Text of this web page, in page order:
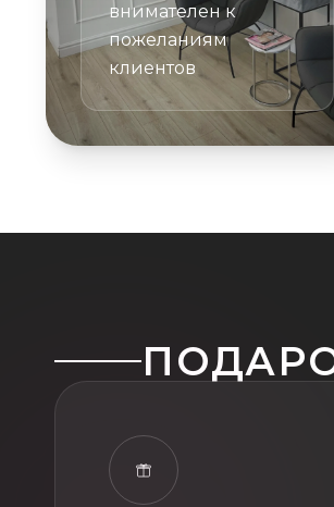
внимателен к
пожеланиям
клиентов